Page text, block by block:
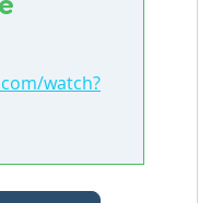
watch?